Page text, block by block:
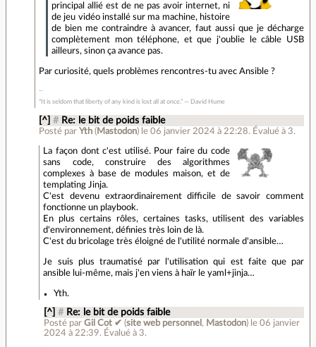
principal allié est de ne pas avoir internet, ni
de jeu vidéo installé sur ma machine, histoire
de bien me contraindre à avancer, faut aussi que je décharge
complètement mon téléphone, et que j'oublie le câble USB
ailleurs, sinon ça avance pas.
Par curiosité, quels problèmes rencontres-tu avec Ansible ?
“It is seldom that liberty of any kind is lost all at once.” ― David Hume
[^] # Re: le bit de poids faible
Posté par Yth ( Mastodon) le 06 janvier 2024 à 22:28. Évalué à 3.
La façon dont c'est utilisé. Pour faire du code
sans code, construire des algorithmes
complexes à base de modules maison, et de
templating Jinja.
C'est devenu extraordinairement difficile de savoir comment
fonctionne un playbook.
En plus certains rôles, certaines tasks, utilisent des variables
d'environnement, définies très loin de là.
C'est du bricolage très éloigné de l'utilité normale d'ansible…
Je suis plus traumatisé par l'utilisation qui est faite que par
ansible lui-même, mais j'en viens à haïr le yaml+jinja…
Yth.
[^] # Re: le bit de poids faible
Posté par Gil Cot ✔ (site web personnel , Mastodon) le 06 janvier
2024 à 22:39. Évalué à 3.